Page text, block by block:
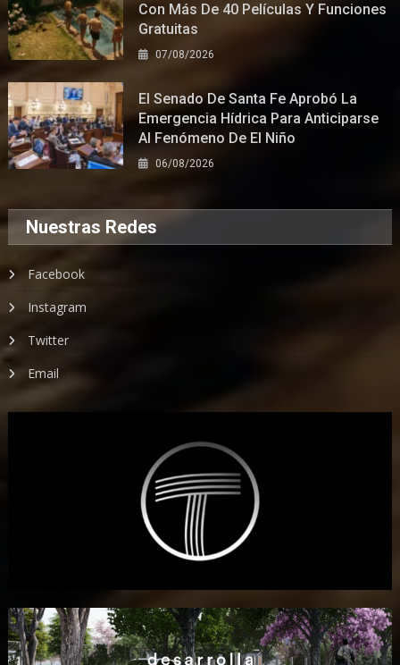
Con Más De 40 Películas Y Funciones
Gratuitas
07/08/2026
El Senado De Santa Fe Aprobó La
Emergencia Hídrica Para Anticiparse
Al Fenómeno De El Niño
06/08/2026
Nuestras Redes
Facebook
Instagram
Twitter
Email